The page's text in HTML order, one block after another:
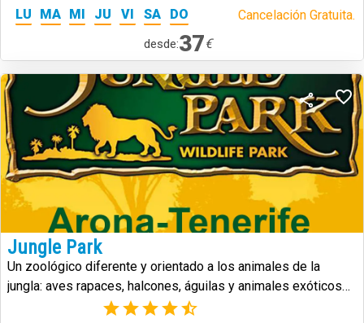
LU MA MI JU VI SA DO Cancelación Gratuita.
desde:37€
Jungle Park
Un zoológico diferente y orientado a los animales de la
jungla: aves rapaces, halcones, águilas y animales exóticos
(5)